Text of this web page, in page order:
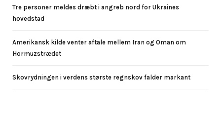
Tre personer meldes dræbt i angreb nord for Ukraines
hovedstad
Amerikansk kilde venter aftale mellem Iran og Oman om
Hormuzstrædet
Skovrydningen i verdens største regnskov falder markant